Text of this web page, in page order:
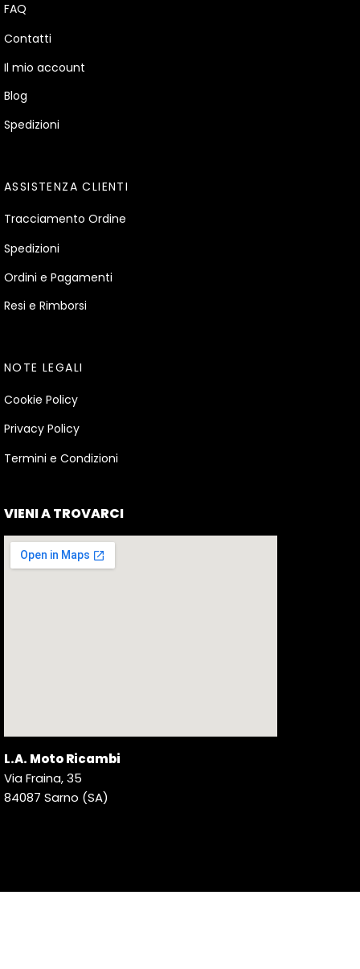
FAQ
Contatti
Il mio account
Blog
Spedizioni
ASSISTENZA CLIENTI
Tracciamento Ordine
Spedizioni
Ordini e Pagamenti
Resi e Rimborsi
NOTE LEGALI
Cookie Policy
Privacy Policy
Termini e Condizioni
VIENI A TROVARCI
L.A. Moto Ricambi
Via Fraina, 35
84087 Sarno (SA)